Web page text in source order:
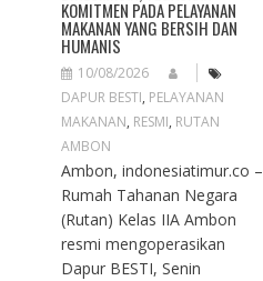
KOMITMEN PADA PELAYANAN
MAKANAN YANG BERSIH DAN
HUMANIS
10/08/2026
DAPUR BESTI, PELAYANAN
MAKANAN, RESMI, RUTAN
AMBON
Ambon, indonesiatimur.co –
Rumah Tahanan Negara
(Rutan) Kelas IIA Ambon
resmi mengoperasikan
Dapur BESTI, Senin